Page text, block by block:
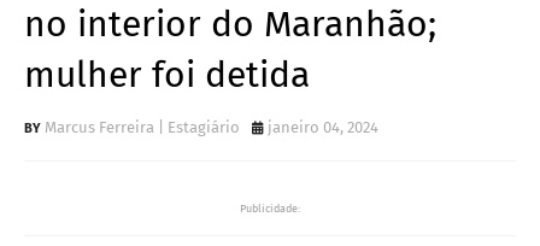
no interior do Maranhão;
mulher foi detida
Marcus Ferreira | Estagiário janeiro 04, 2024
Publicidade: